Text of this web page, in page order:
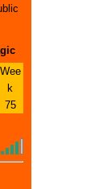
Wee
k
75